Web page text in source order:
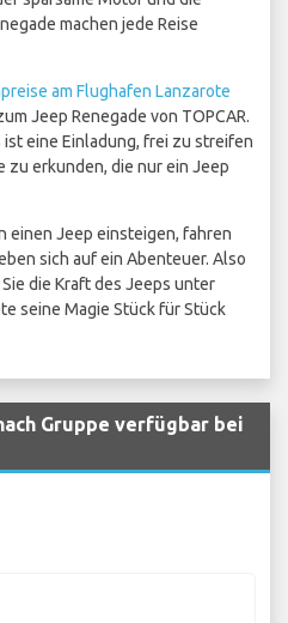
machen jede Reise
am Flughafen Lanzarote
Jeep Renegade von TOPCAR.
eine Einladung, frei zu streifen
zu erkunden, die nur ein Jeep
einen Jeep einsteigen, fahren
sich auf ein Abenteuer. Also
die Kraft des Jeeps unter
seine Magie Stück für Stück
Gruppe verfügbar bei